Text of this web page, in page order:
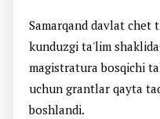
Samarqand davlat
kunduzgi ta'lim
magistratura bosqichi
uchun grantlar qayta
boshlandi.